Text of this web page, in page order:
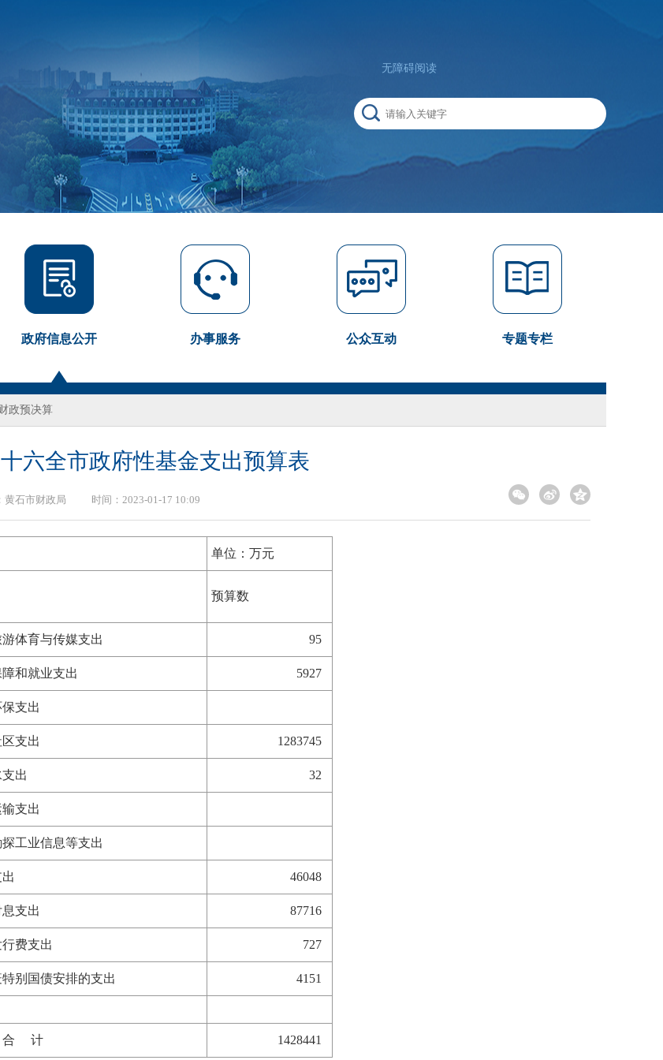
无障碍阅读
政府信息公开 办事服务 公众互动 专题专栏
政预决算
六全市政府性基金支出预算表
黄石市财政局 时间：2023-01-17 10:09
单位：万元
预算数
体育与传媒支出 95
和就业支出 5927
支出
支出 1283745
出 32
支出
工业信息等支出
46048
支出 87716
费支出 727
别国债安排的支出 4151
计 1428441